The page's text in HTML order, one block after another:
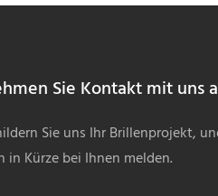
Sie Kontakt mit uns
Sie uns Ihr Brillenprojekt,
in Kürze bei Ihnen melden.